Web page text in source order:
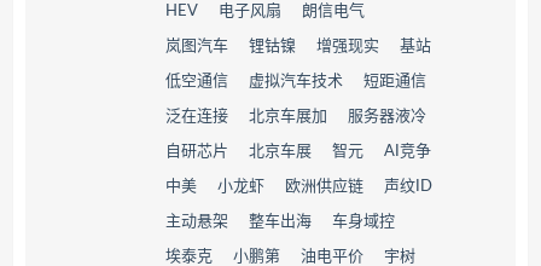
HEV 电子风扇 朗信电气
岚图汽车 锂钴镍 增强现实 基站
低空通信 虚拟汽车技术 短距通信
泛在连接 北京车展加 服务器液冷
自研芯片 北京车展 智元 AI竞争
中美 小龙虾 欧洲供应链 声纹ID
主动悬架 整车出海 车身域控
埃泰克 小鹏第 油电平价 宇树